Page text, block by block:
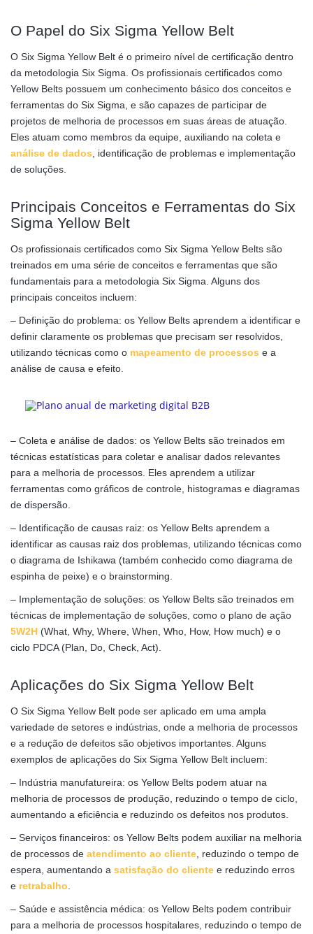
O Papel do Six Sigma Yellow Belt
O Six Sigma Yellow Belt é o primeiro nível de certificação dentro
da metodologia Six Sigma. Os profissionais certificados como
Yellow Belts possuem um conhecimento básico dos conceitos e
ferramentas do Six Sigma, e são capazes de participar de
projetos de melhoria de processos em suas áreas de atuação.
Eles atuam como membros da equipe, auxiliando na coleta e
análise de dados, identificação de problemas e implementação
de soluções.
Principais Conceitos e Ferramentas do Six
Sigma Yellow Belt
Os profissionais certificados como Six Sigma Yellow Belts são
treinados em uma série de conceitos e ferramentas que são
fundamentais para a metodologia Six Sigma. Alguns dos
principais conceitos incluem:
– Definição do problema: os Yellow Belts aprendem a identificar e
definir claramente os problemas que precisam ser resolvidos,
utilizando técnicas como o mapeamento de processos e a
análise de causa e efeito.
– Coleta e análise de dados: os Yellow Belts são treinados em
técnicas estatísticas para coletar e analisar dados relevantes
para a melhoria de processos. Eles aprendem a utilizar
ferramentas como gráficos de controle, histogramas e diagramas
de dispersão.
– Identificação de causas raiz: os Yellow Belts aprendem a
identificar as causas raiz dos problemas, utilizando técnicas como
o diagrama de Ishikawa (também conhecido como diagrama de
espinha de peixe) e o brainstorming.
– Implementação de soluções: os Yellow Belts são treinados em
técnicas de implementação de soluções, como o plano de ação
5W2H (What, Why, Where, When, Who, How, How much) e o
ciclo PDCA (Plan, Do, Check, Act).
Aplicações do Six Sigma Yellow Belt
O Six Sigma Yellow Belt pode ser aplicado em uma ampla
variedade de setores e indústrias, onde a melhoria de processos
e a redução de defeitos são objetivos importantes. Alguns
exemplos de aplicações do Six Sigma Yellow Belt incluem:
– Indústria manufatureira: os Yellow Belts podem atuar na
melhoria de processos de produção, reduzindo o tempo de ciclo,
aumentando a eficiência e reduzindo os defeitos nos produtos.
– Serviços financeiros: os Yellow Belts podem auxiliar na melhoria
de processos de atendimento ao cliente, reduzindo o tempo de
espera, aumentando a satisfação do cliente e reduzindo erros
e retrabalho.
– Saúde e assistência médica: os Yellow Belts podem contribuir
para a melhoria de processos hospitalares, reduzindo o tempo de